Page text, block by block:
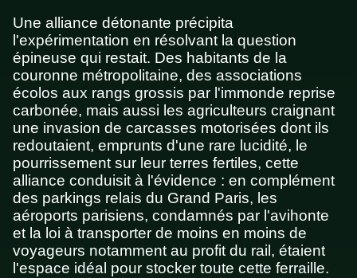
Une alliance détonante précipita
l'expérimentation en résolvant la question
épineuse qui restait. Des habitants de la
couronne métropolitaine, des associations
écolos aux rangs grossis par l'immonde reprise
carbonée, mais aussi les agriculteurs craignant
une invasion de carcasses motorisées dont ils
redoutaient, emprunts d'une rare lucidité, le
pourrissement sur leur terres fertiles, cette
alliance conduisit à l'évidence : en complément
des parkings relais du Grand Paris, les
aéroports parisiens, condamnés par l'avihonte
et la loi à transporter de moins en moins de
voyageurs notamment au profit du rail, étaient
l'espace idéal pour stocker toute cette ferraille.